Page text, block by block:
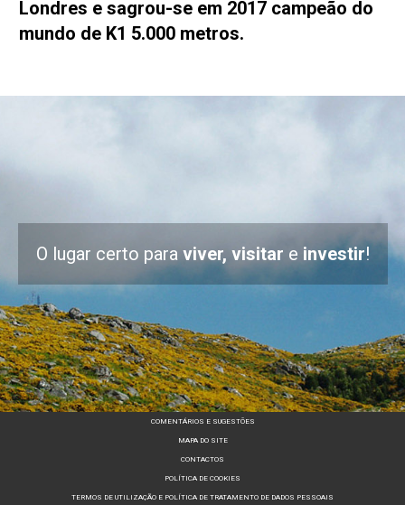
Londres e sagrou-se em 2017 campeão do
mundo de K1 5.000 metros.
O lugar certo para viver, visitar e investir!
COMENTÁRIOS E SUGESTÕES
MAPA DO SITE
CONTACTOS
POLÍTICA DE COOKIES
TERMOS DE UTILIZAÇÃO E POLÍTICA DE TRATAMENTO DE DADOS PESSOAIS